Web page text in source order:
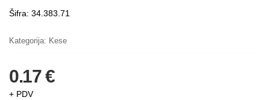
Šifra: 34.383.71
Kategorija: Kese
0.17 €
+ PDV